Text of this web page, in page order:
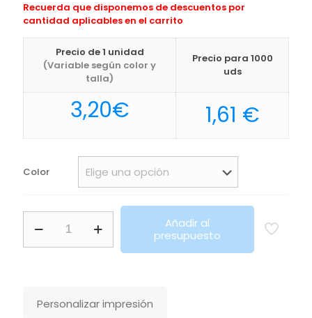
Recuerda que disponemos de descuentos por
cantidad aplicables en el carrito
Precio de 1 unidad
(Variable según color y
talla)
Precio para 1000
uds
3,20€ 1,61 €
Color
Brotax
Makito
Añadir al
presupuesto
Personalizar impresión